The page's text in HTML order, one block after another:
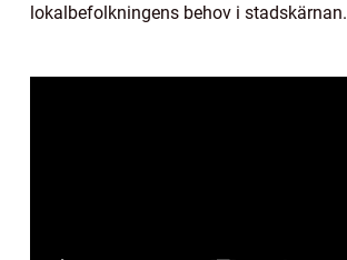
lokalbefolkningens behov i stadskärnan.